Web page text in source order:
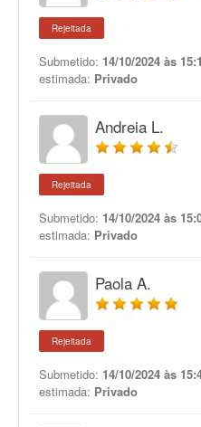
Rejeitada
Submetido: 14/10/2024 às
estimada: Privado
Andreia L.
Rejeitada
Submetido: 14/10/2024 às
estimada: Privado
Paola A.
Rejeitada
Submetido: 14/10/2024 às
estimada: Privado